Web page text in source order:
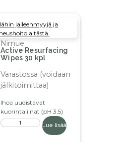
jälleenmyyjä ja
tästä.
Nimue
Active Resurfacing
Wipes 30 kpl
Varastossa (voidaan
jälkitoimittaa)
Ihoa uudistavat
kuorintaliinat (pH 3,5)
Lue lisää